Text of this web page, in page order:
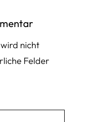
nicht
Felder